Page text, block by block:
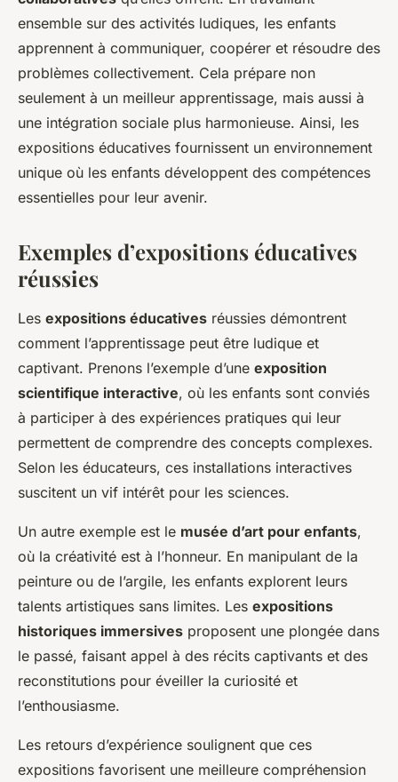
ensemble sur des activités ludiques, les enfants
apprennent à communiquer, coopérer et résoudre des
problèmes collectivement. Cela prépare non
seulement à un meilleur apprentissage, mais aussi à
une intégration sociale plus harmonieuse. Ainsi, les
expositions éducatives fournissent un environnement
unique où les enfants développent des compétences
essentielles pour leur avenir.
Exemples d’expositions éducatives
réussies
Les expositions éducatives réussies démontrent
comment l’apprentissage peut être ludique et
captivant. Prenons l’exemple d’une exposition
scientifique interactive, où les enfants sont conviés
à participer à des expériences pratiques qui leur
permettent de comprendre des concepts complexes.
Selon les éducateurs, ces installations interactives
suscitent un vif intérêt pour les sciences.
Un autre exemple est le musée d’art pour enfants,
où la créativité est à l’honneur. En manipulant de la
peinture ou de l’argile, les enfants explorent leurs
talents artistiques sans limites. Les expositions
historiques immersives proposent une plongée dans
le passé, faisant appel à des récits captivants et des
reconstitutions pour éveiller la curiosité et
l’enthousiasme.
Les retours d’expérience soulignent que ces
expositions favorisent une meilleure compréhension